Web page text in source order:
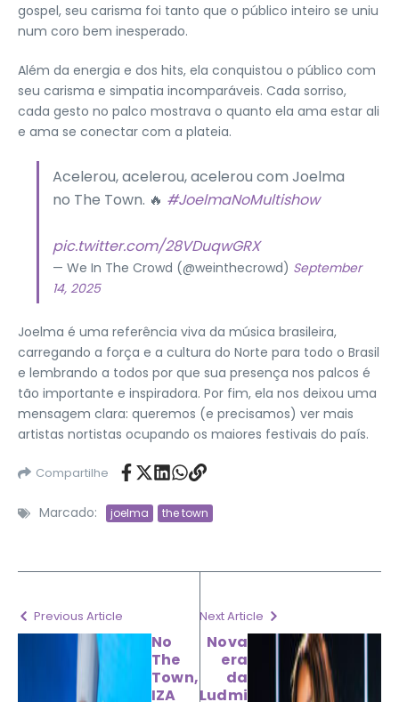
gospel, seu carisma foi tanto que o público inteiro se uniu
num coro bem inesperado.
Além da energia e dos hits, ela conquistou o público com
seu carisma e simpatia incomparáveis. Cada sorriso,
cada gesto no palco mostrava o quanto ela ama estar ali
e ama se conectar com a plateia.
Acelerou, acelerou, acelerou com Joelma
no The Town. 🔥 #JoelmaNoMultishow
pic.twitter.com/28VDuqwGRX
— We In The Crowd (@weinthecrowd) September
14, 2025
Joelma é uma referência viva da música brasileira,
carregando a força e a cultura do Norte para todo o Brasil
e lembrando a todos por que sua presença nos palcos é
tão importante e inspiradora. Por fim, ela nos deixou uma
mensagem clara: queremos (e precisamos) ver mais
artistas nortistas ocupando os maiores festivais do país.
Compartilhe
Marcado: joelma the town
Previous Article
No
The
Town,
IZA
Next Article
Nova
era
da
Ludmi